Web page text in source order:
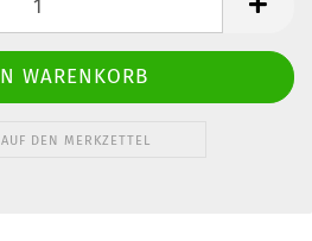
AUF DEN MERKZETTEL